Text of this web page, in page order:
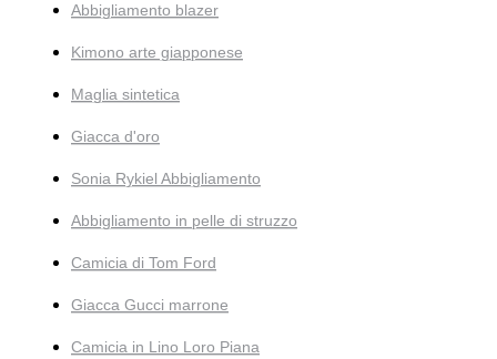
Abbigliamento blazer
Kimono arte giapponese
Maglia sintetica
Giacca d'oro
Sonia Rykiel Abbigliamento
Abbigliamento in pelle di struzzo
Camicia di Tom Ford
Giacca Gucci marrone
Camicia in Lino Loro Piana